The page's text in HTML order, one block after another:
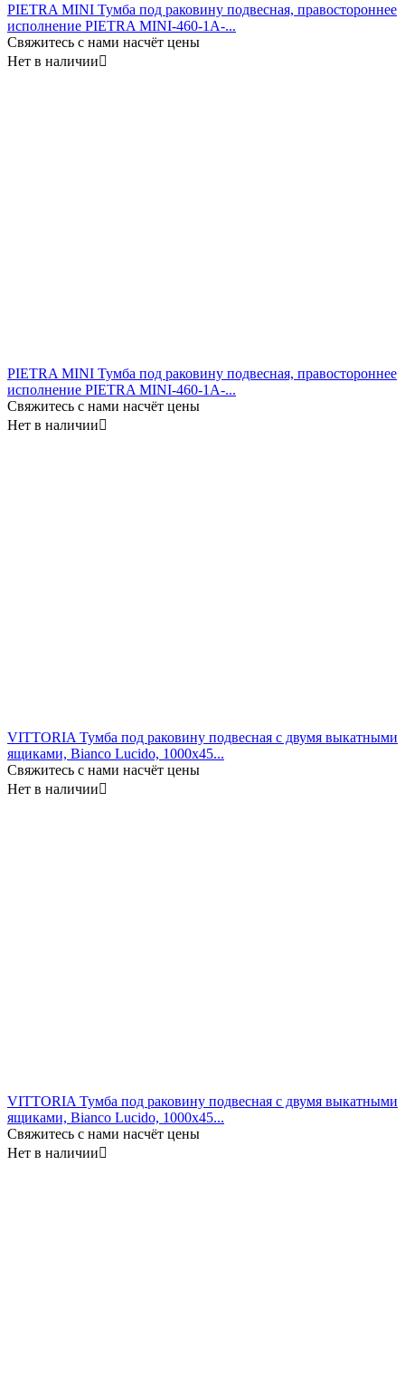
PIETRA MINI Тумба под раковину подвесная, правостороннее
исполнение PIETRA MINI-460-1A-...
Свяжитесь с нами насчёт цены
Нет в наличии
PIETRA MINI Тумба под раковину подвесная, правостороннее
исполнение PIETRA MINI-460-1A-...
Свяжитесь с нами насчёт цены
Нет в наличии
VITTORIA Тумба под раковину подвесная с двумя выкатными
ящиками, Bianco Lucido, 1000x45...
Свяжитесь с нами насчёт цены
Нет в наличии
VITTORIA Тумба под раковину подвесная с двумя выкатными
ящиками, Bianco Lucido, 1000x45...
Свяжитесь с нами насчёт цены
Нет в наличии